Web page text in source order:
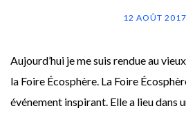
12 AOÛT 2017
Aujourd’hui je me suis rendue au
la Foire Écosphère. La Foire
événement inspirant. Elle a lieu dans